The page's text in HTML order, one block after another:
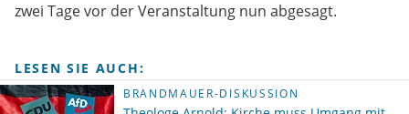
zwei Tage vor der Veranstaltung nun abgesagt.
LESEN SIE AUCH:
BRANDMAUER-DISKUSSION